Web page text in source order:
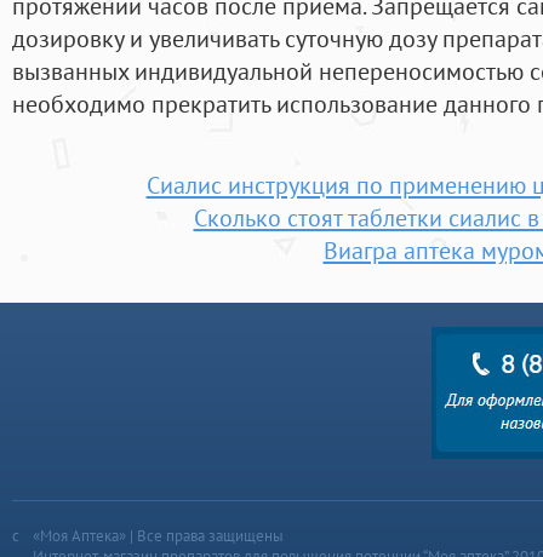
дозировку и увеличивать суточную дозу
вызванных индивидуальной непереносимостью
необходимо прекратить использование данного
Сиалис инструкция по применению
Сколько стоят таблетки сиалис
Виагра аптека
«Моя Аптека» | Все права защищены